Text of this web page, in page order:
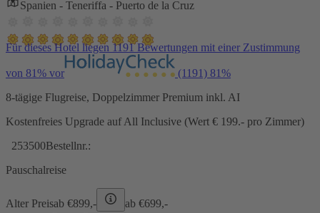
Spanien - Teneriffa - Puerto de la Cruz
Für dieses Hotel liegen 1191 Bewertungen mit einer Zustimmung
von 81% vor (1191) 81%
8-tägige Flugreise, Doppelzimmer Premium inkl. AI
Kostenfreies Upgrade auf All Inclusive (Wert € 199.- pro Zimmer)
253500Bestellnr.:
Pauschalreise
Alter Preisab €899,- ab €699,-